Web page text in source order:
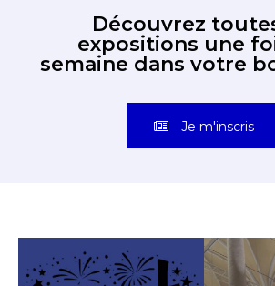
Découvrez
expositions une
semaine dans votre
Je m'inscris